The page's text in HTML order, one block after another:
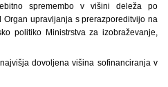
spremembo v višini deleža po
upravljanja s prerazporeditvijo na
politiko Ministrstva za izobraževanje,
dovoljena višina sofinanciranja v